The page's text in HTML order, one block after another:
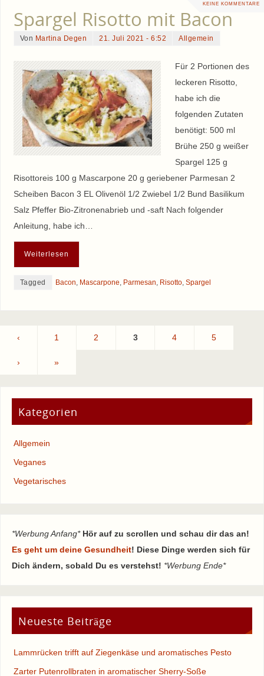
KEINE KOMMENTARE
Spargel Risotto mit Bacon
Von Martina Degen 21. Juli 2021 - 6:52 Allgemein
Für 2 Portionen des
leckeren Risotto,
habe ich die
folgenden Zutaten
benötigt: 500 ml
Brühe 250 g weißer
Spargel 125 g
Risottoreis 100 g Mascarpone 20 g geriebener Parmesan 2
Scheiben Bacon 3 EL Olivenöl 1/2 Zwiebel 1/2 Bund Basilikum
Salz Pfeffer Bio-Zitronenabrieb und -saft Nach folgender
Anleitung, habe ich…
Weiterlesen
Tagged Bacon Mascarpone Parmesan Risotto, Spargel
‹ 1 2 3 4 5
› »
Kategorien
Allgemein
Veganes
Vegetarisches
*Werbung Anfang* Hör auf zu scrollen und schau dir das an!
Es geht um deine Gesundheit! Diese Dinge werden sich für
Dich ändern, sobald Du es verstehst! *Werbung Ende*
Neueste Beiträge
Lammrücken trifft auf Ziegenkäse und aromatisches Pesto
Zarter Putenrollbraten in aromatischer Sherry-Soße